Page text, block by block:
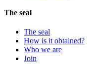
The seal
The seal
How is it obtained?
Who we are
Join